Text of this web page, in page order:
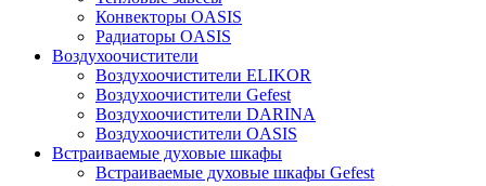
Конвекторы OASIS
Радиаторы OASIS
Воздухоочистители
Воздухоочистители ELIKOR
Воздухоочистители Gefest
Воздухоочистители DARINA
Воздухоочистители OASIS
Встраиваемые духовые шкафы
Встраиваемые духовые шкафы Gefest